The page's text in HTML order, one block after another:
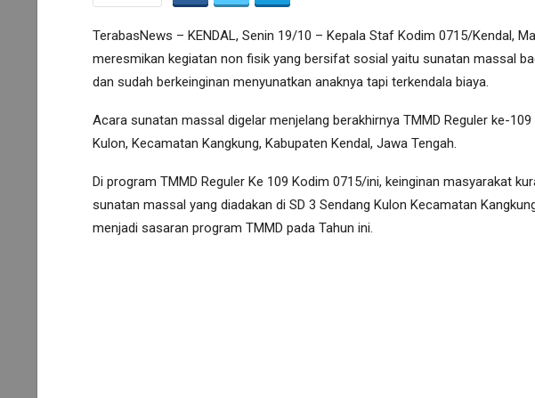
TerabasNews – KENDAL, Senin 19/10 – Kepala Staf Kodim 0715/Kendal,
meresmikan kegiatan non fisik yang bersifat sosial yaitu sunatan massal
dan sudah berkeinginan menyunatkan anaknya tapi terkendala biaya.
Acara sunatan massal digelar menjelang berakhirnya TMMD Reguler ke-
Kulon, Kecamatan Kangkung, Kabupaten Kendal, Jawa Tengah.
Di program TMMD Reguler Ke 109 Kodim 0715/ini, keinginan masyarakat
sunatan massal yang diadakan di SD 3 Sendang Kulon Kecamatan
menjadi sasaran program TMMD pada Tahun ini.